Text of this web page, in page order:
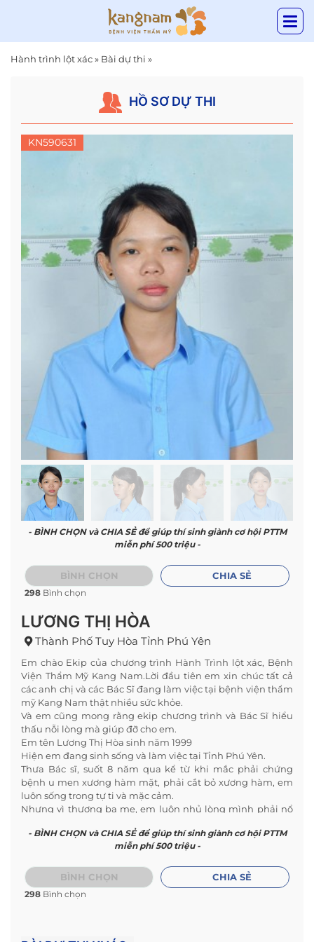
Hành trình lột xác» Bài dự thi »
HỒ SƠ DỰ THI
KN590631
- BÌNH CHỌN và CHIA SẺ để giúp thí sinh giành cơ hội PTTM
miễn phí 500 triệu -
BÌNH CHỌN
298 Bình chọn
CHIA SẺ
LƯƠNG THỊ HÒA
Thành Phố Tuy Hòa Tỉnh Phú Yên
Em chào Ekip của chương trình Hành Trình lột xác, Bệnh
Viện Thẩm Mỹ Kang Nam.Lời đầu tiên em xin chúc tất cả
các anh chị và các Bác Sĩ đang làm việc tại bệnh viện thẩm
mỹ Kang Nam thật nhiều sức khỏe.
Và em cũng mong rằng ekip chương trình và Bác Sĩ hiểu
thấu nỗi lòng mà giúp đỡ cho em.
Em tên Lương Thị Hòa sinh năm 1999
Hiện em đang sinh sống và làm việc tại Tỉnh Phú Yên.
Thưa Bác sĩ, suốt 8 năm qua kể từ khi mắc phải chứng
bệnh u men xương hàm mặt, phải cắt bỏ xương hàm, em
luôn sống trong tự ti và mặc cảm.
Nhưng vì thương ba mẹ, em luôn nhủ lòng mình phải nổ
giúp ba mẹ phần nào đỡ cực hơn, mỗi ngày e đến trường
em luôn tự ti và mặc cảm, bị bạn bè chọc ghẹo, có đôi lần vì
cường mà vượt qua.
Năm 2013 mẹ em không may bị tai nạn giao thông bị chấn
thương sọ não, bị liệt nữa người và không lao được
- BÌNH CHỌN và CHIA SẺ để giúp thí sinh giành cơ hội PTTM
miễn phí 500 triệu -
BÌNH CHỌN
298 Bình chọn
CHIA SẺ